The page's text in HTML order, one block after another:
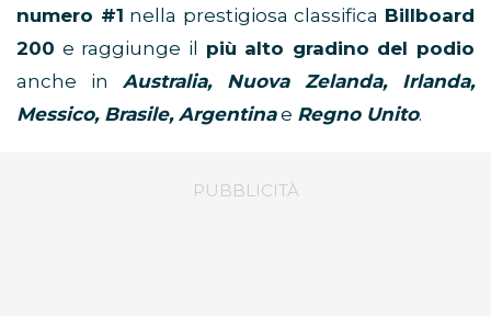
numero #1 nella prestigiosa classifica Billboard
200 e raggiunge il più alto gradino del podio
anche in Australia, Nuova Zelanda, Irlanda,
Messico, Brasile, Argentinae Regno Unito.